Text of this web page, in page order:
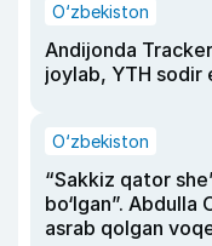
O‘zbekiston
Andijonda
joylab, YTH sodir
O‘zbekiston
“Sakkiz qator
bo‘lgan”.
asrab qolgan